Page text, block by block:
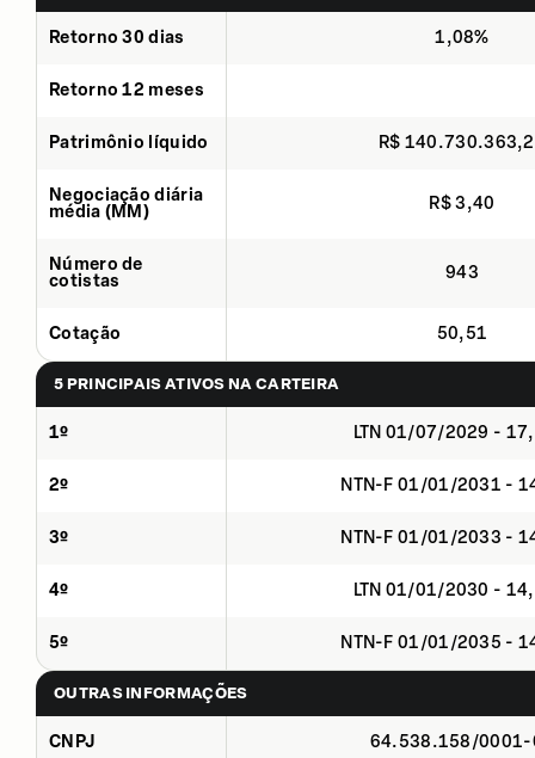
Retorno 30 dias 1,08%
Retorno 12 meses
Patrimônio líquido R$
Negociação diária
média (MM)
R$ 3,40
Número de
cotistas
943
Cotação 50,51
5 PRINCIPAIS ATIVOS NA CARTEIRA
1º LTN 01/07/2029 -
2º NTN-F 01/01/2031 -
3º NTN-F 01/01/2033 -
4º LTN 01/01/2030 -
5º NTN-F 01/01/2035 -
OUTRAS INFORMAÇÕES
CNPJ 64.538.158/0001-